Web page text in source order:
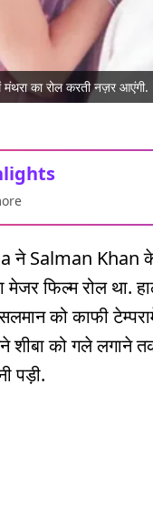
मंथरा का रोल करती नज़र आएंगी.
ने Salman Khan
मेजर फिल्म रोल था.
को काफी
शीबा को गले लगाने
पड़ी.